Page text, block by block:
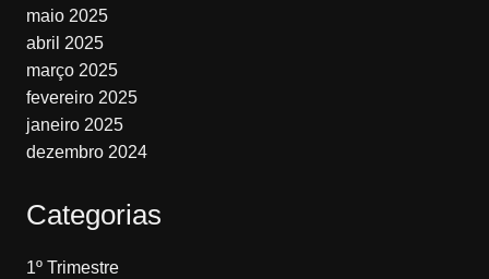
maio 2025
abril 2025
março 2025
fevereiro 2025
janeiro 2025
dezembro 2024
Categorias
1º Trimestre